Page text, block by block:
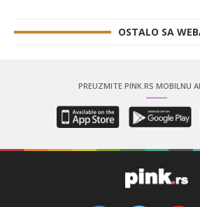
OSTALO SA
PREUZMITE PINK.RS MOBILNU